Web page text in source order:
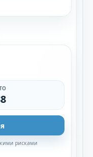
рисками